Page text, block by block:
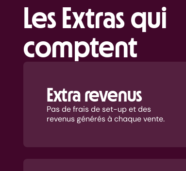
Les Extras qui
comptent
Extra revenus
Pas de frais de set-up et des
revenus générés à chaque vente.